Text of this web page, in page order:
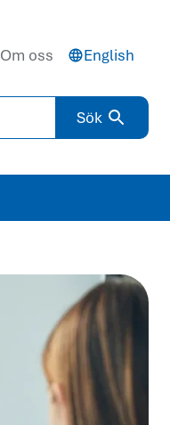
Om oss English
Sök